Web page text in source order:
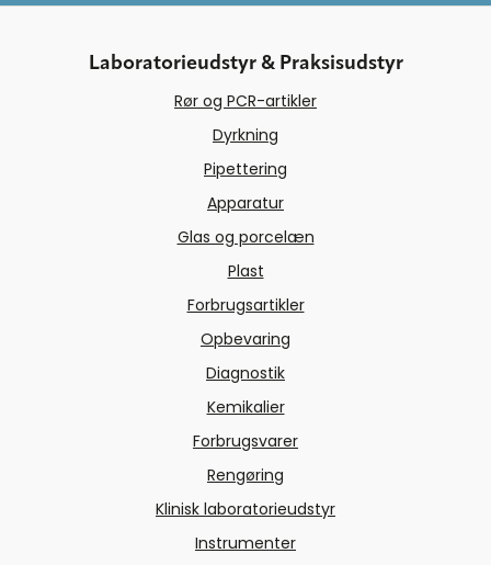
Laboratorieudstyr & Praksisudstyr
Rør og PCR-artikler
Dyrkning
Pipettering
Apparatur
Glas og porcelæn
Plast
Forbrugsartikler
Opbevaring
Diagnostik
Kemikalier
Forbrugsvarer
Rengøring
Klinisk laboratorieudstyr
Instrumenter